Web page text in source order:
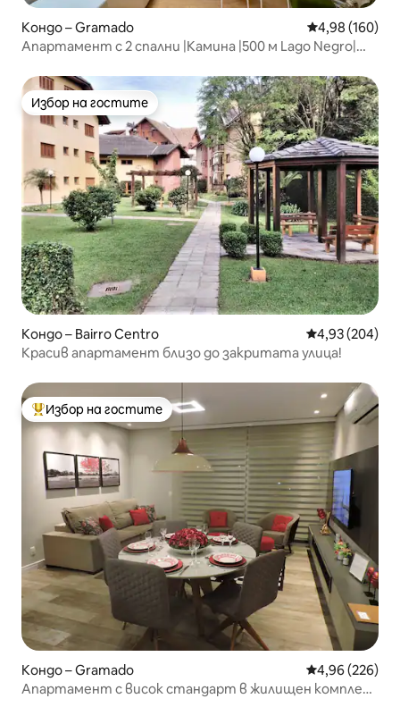
Кондо – Gramado Средна
4,98 (160)
Апартамент с 2 спални |Камина |500 м Lago Negro|
Избор на гостите
Избор на гостите
Кондо – Bairro Centro Средна
4,93 (204)
Красив апартамент близо до закритата улица!
Най-популярен избор на гостите
Избор на гостите
Кондо – Gramado Средна
4,96 (226)
Апартамент с висок стандарт в жилищен комплекс